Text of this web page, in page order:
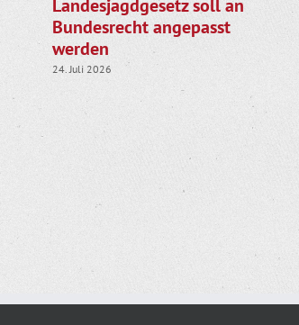
Landesjagdgesetz soll an
Bundesrecht angepasst
werden
24. Juli 2026